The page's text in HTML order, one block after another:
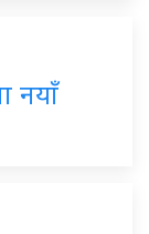
नयाँ